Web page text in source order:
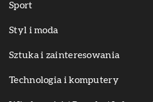
Sport
Styl i moda
Sztuka i zainteresowania
Technologia i komputery